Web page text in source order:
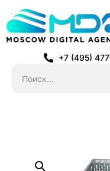
+7 (495)